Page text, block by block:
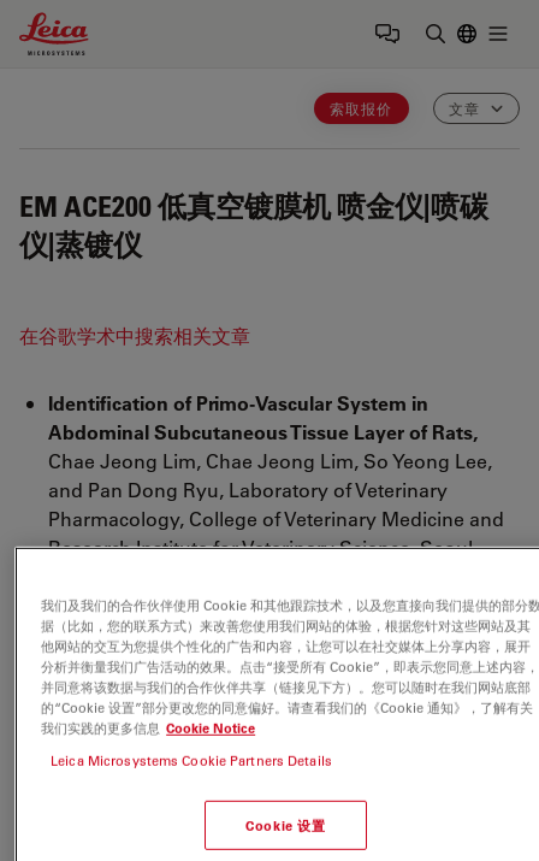
Leica Microsystems Logo
索取报价 文章
EM ACE200低真空镀膜机 喷金仪|喷碳
仪|蒸镀仪
在谷歌学术中搜索相关文章
Identification of Primo-Vascular System in
Abdominal Subcutaneous Tissue Layer of Rats,
Chae Jeong Lim, Chae Jeong Lim, So Yeong Lee,
and Pan Dong Ryu, Laboratory of Veterinary
Pharmacology, College of Veterinary Medicine and
Research Institute for Veterinary Science, Seoul
Hindawi Publishing Corporation, Evidence-Based
Complementary and Alternative Medicine, Article ID
751937;
http://www.hindawi.com/journals/ecam/aa/751937/
Rapid and simple preparation of thiol–ene
emulsion-templated monoliths and their
Silja Senkbeil, Jakub Novotny,
, Nanna Bøgelund, , Kasper D.
我们及我们的合作伙伴使用 Cookie 和其他跟踪技术，以及您直接向我们提供的部分
据（比如，您的联系方式）来改善您使用我们网站的体验，根据您针对这些网站及其
他网站的交互为您提供个性化的广告和内容，让您可以在社交媒体上分享内容，展开
分析并衡量我们广告活动的效果。点击“接受所有 Cookie”，即表示您同意上述内容，
并同意将该数据与我们的合作伙伴共享（链接见下方）。您可以随时在我们网站底部
的“Cookie 设置”部分更改您的同意偏好。请查看我们的《Cookie 通知》，了解有关
我们实践的更多信息 Cookie Notice
Leica Microsystems Cookie Partners Details
Cookie 设置